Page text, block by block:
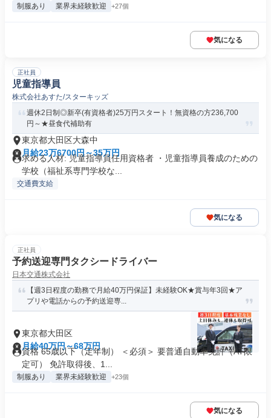
制服あり 業界未経験歓迎 +27個
気になる
正社員
児童指導員
株式会社あすた/スターキッズ
週休2日制◎新卒(有資格者)25万円スタート！無資格の方236,700
円～★昼食代補助有
東京都大田区大森中
月給23万6700円～35万円
求める人材: 児童指導員任用資格者 ・児童指導員養成のための
学校（福祉系専門学校な...
交通費支給
気になる
正社員
予約送迎専門タクシードライバー
日本交通株式会社
【週3日程度の勤務で月給40万円保証】未経験OK★賞与年3回★ア
プリや電話からの予約送迎専...
東京都大田区
月給40万円～68万円
資格 65歳以下（定年制） ＜必須＞ 要普通自動車免許（AT限
定可） 免許取得後、1...
制服あり 業界未経験歓迎 +23個
気になる